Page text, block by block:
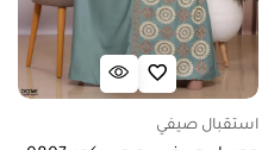
استقبال صيفي